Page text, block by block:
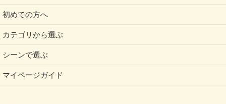
初めての方へ
カテゴリから選ぶ
シーンで選ぶ
マイページガイド